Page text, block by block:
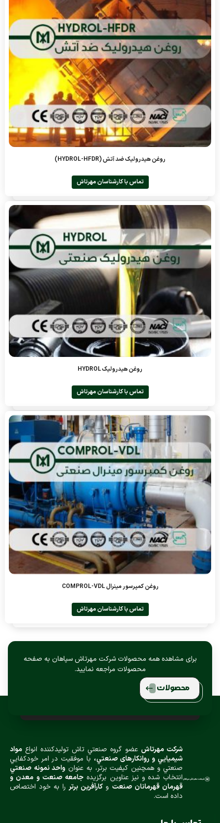
روغن هیدرولیک ضد آتش (HYDROL-HFDR)
تماس با کارشناسان مهرتاش
روغن هیدرولیک HYDROL
تماس با کارشناسان مهرتاش
روغن کمپرسور مینرال COMPROL-VDL
تماس با کارشناسان مهرتاش
برای مشاهده همه محصولات شرکت مهرتاش سپاهان به صفحه
محصولات مراجعه نمایید.
محصولات
شركت مهرتاش عضو گروه صنعتي تاش توليدكننده انواع مواد
شيميایي و روانكارهای صنعتي، با موفقيت در امر خودكفايي
صنعتي و همچنين كيفيت برتر، به عنوان واحد نمونه صنعتي
انتخاب شده و نيز عناوین برگزیده جامعه صنعت و معدن و
قهرمان قهرمانان صنعت وكارآفرين برتررا به خود اختصاص
داده است.